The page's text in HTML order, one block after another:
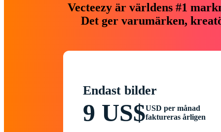
Vecteezy är världens #1
Det ger varumärken,
Endast bilder
9 US$USD per månad
faktureras årligen